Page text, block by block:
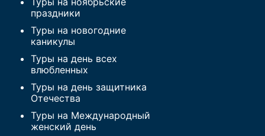
праздники
Туры на новогодние
каникулы
Туры на день всех
влюбленных
Туры на день защитника
Отечества
Туры на Международный
женский день